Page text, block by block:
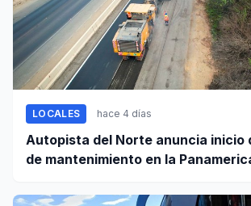
LOCALES hace 4 días
Autopista del Norte anuncia inicio
de mantenimiento en la